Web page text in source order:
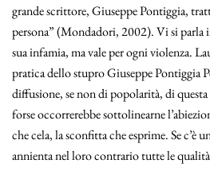
grande scrittore, Giuseppe Pontiggia,
persona” (Mondadori, 2002). Vi si parla
sua infamia, ma vale per ogni violenza.
pratica dello stupro Giuseppe Pontiggia
diffusione, se non di popolarità, di
forse occorrerebbe sottolinearne
che cela, la sconfitta che esprime. Se c’è
annienta nel loro contrario tutte le